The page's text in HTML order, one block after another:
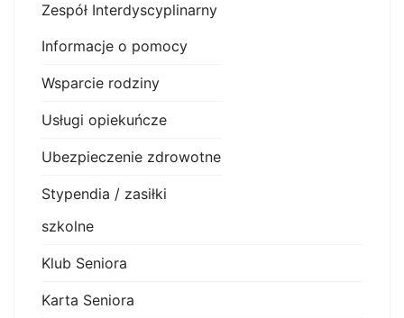
Zespół Interdyscyplinarny
Informacje o pomocy
Wsparcie rodziny
Usługi opiekuńcze
Ubezpieczenie zdrowotne
Stypendia / zasiłki
szkolne
Klub Seniora
Karta Seniora